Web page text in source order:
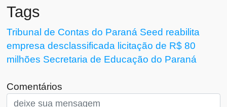
Tags
Tribunal de Contas do Paraná Seed reabilita
empresa desclassificada licitação de R$ 80
milhões Secretaria de Educação do Paraná
Comentários